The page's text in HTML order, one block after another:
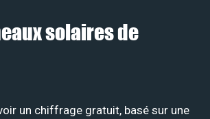
solaires de
un chiffrage gratuit, basé sur une